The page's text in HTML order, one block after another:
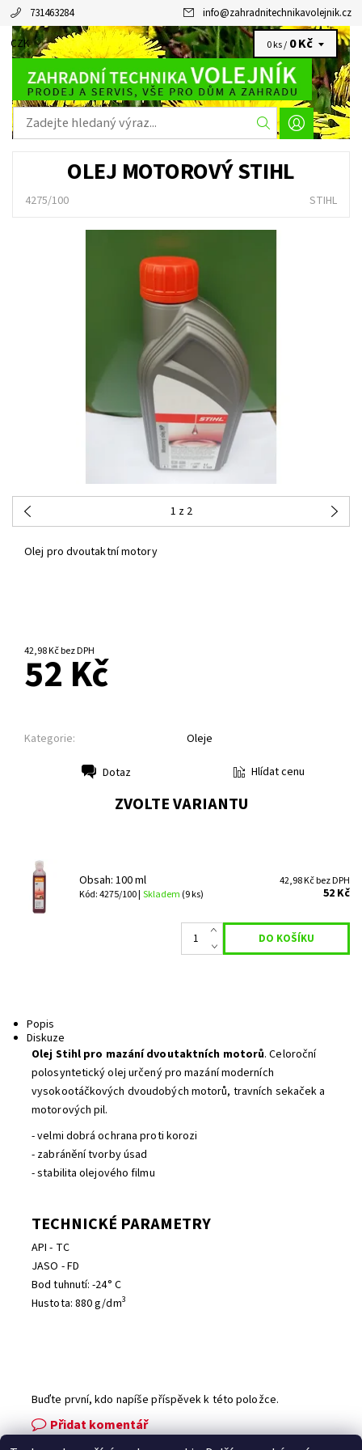
731463284 info@zahradnitechnikavolejnik.cz
CZK 0 ks / 0 Kč
OLEJ MOTOROVÝ STIHL
4275/100 STIHL
1 z 2
Olej pro dvoutaktní motory
42,98 Kč bez DPH
52 Kč
Kategorie: Oleje
Dotaz Hlídat cenu
ZVOLTE VARIANTU
Obsah: 100 ml
Kód: 4275/100 | Skladem (9 ks)
42,98 Kč bez DPH
52 Kč
Popis
Diskuze
Olej Stihl pro mazání dvoutaktních motorů. Celoroční
polosyntetický olej určený pro mazání moderních
vysokootáčkových dvoudobých motorů, travních sekaček a
motorových pil.
- velmi dobrá ochrana proti korozi
- zabránění tvorby úsad
- stabilita olejového filmu
TECHNICKÉ PARAMETRY
API - TC
JASO - FD
Bod tuhnutí: -24° C
Hustota: 880 g/dm3
Buďte první, kdo napíše příspěvek k této položce.
Přidat komentář